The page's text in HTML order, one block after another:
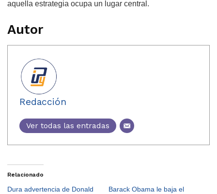
aquella estrategia ocupa un lugar central.
Autor
Redacción
Ver todas las entradas
Relacionado
Dura advertencia de Donald
Barack Obama le baja el